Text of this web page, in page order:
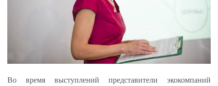
Во время выступлений представители экокомпаний